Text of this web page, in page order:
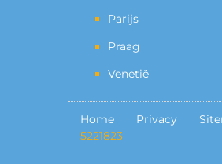
Parijs
Praag
Venetië
Home Privacy
5221823